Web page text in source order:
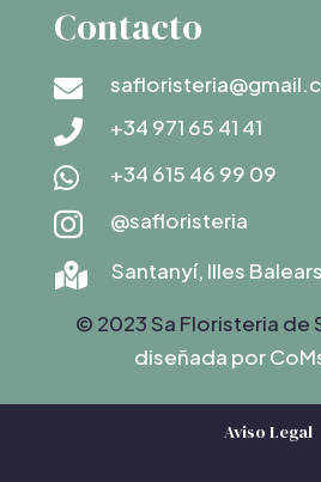
Contacto

 +34 971 65 41 41
 +34 615 46 99 09
 @safloristeria

Santanyí, Illes Balears
© 2023 Sa Floristeria de
diseñada por C
Aviso Legal